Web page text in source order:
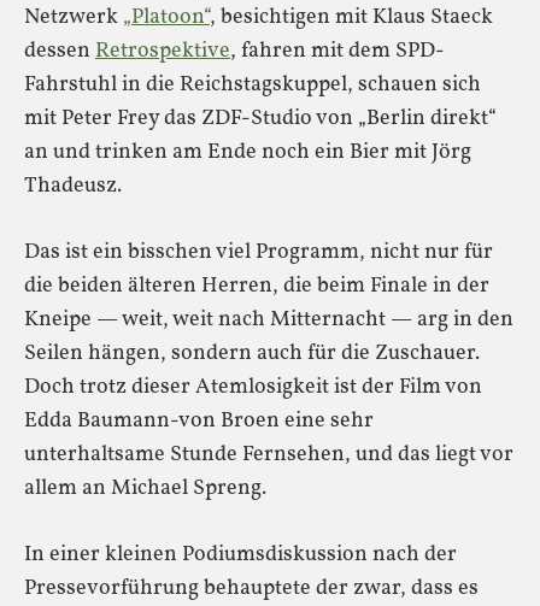
Netzwerk „Platoon“, besichtigen mit Klaus Staeck
dessen Retrospektive, fahren mit dem SPD-
Fahrstuhl in die Reichstagskuppel, schauen sich
mit Peter Frey das ZDF-Studio von „Berlin direkt“
an und trinken am Ende noch ein Bier mit Jörg
Thadeusz.
Das ist ein bisschen viel Programm, nicht nur für
die beiden älteren Herren, die beim Finale in der
Kneipe — weit, weit nach Mitternacht — arg in den
Seilen hängen, sondern auch für die Zuschauer.
Doch trotz dieser Atemlosigkeit ist der Film von
Edda Baumann-von Broen eine sehr
unterhaltsame Stunde Fernsehen, und das liegt vor
allem an Michael Spreng.
In einer kleinen Podiumsdiskussion nach der
Pressevorführung behauptete der zwar, dass es